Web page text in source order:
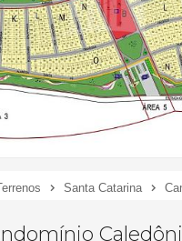
Santa Catarina